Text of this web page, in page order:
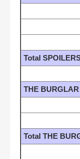
Total
THE
Total THE